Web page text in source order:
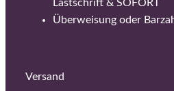
Lastschrift & SOFORT
Überweisung oder
Versand